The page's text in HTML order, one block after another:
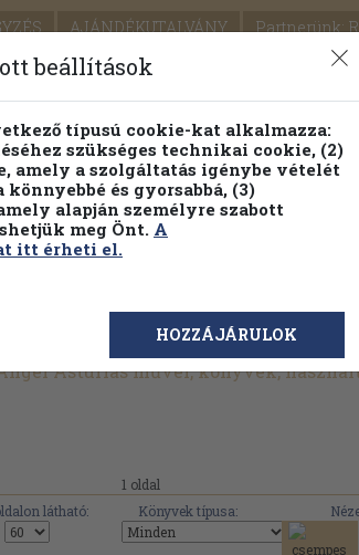
AJÁNDÉKUTALVÁNY Partnerünk:
SEGÍTSÉG
FENNTARTHATÓ OLVASMÁNYOK
kereső Témaköri fa
Asturias művei, könyvek,
1 oldal
látható: Könyvek típusa:
beállítások
típusú cookie-kat alkalmazza:
szükséges technikai cookie, (2)
amely a szolgáltatás igénybe vételét
könnyebbé és gyorsabbá, (3)
alapján személyre szabott
meg Önt. A
itt érheti el.
HOZZÁJÁRULOK